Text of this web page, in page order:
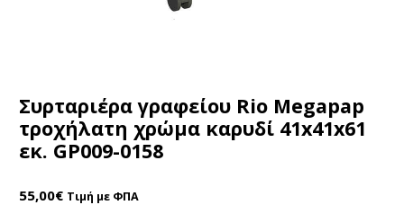
Συρταριέρα γραφείου Rio Megapap
τροχήλατη χρώμα καρυδί 41x41x61
εκ. GP009-0158
55,00€ Τιμή με ΦΠΑ